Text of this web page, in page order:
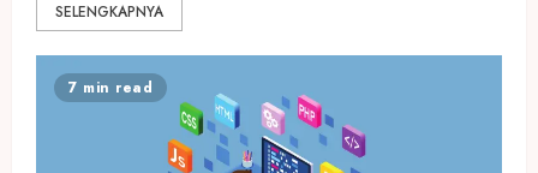
SELENGKAPNYA
7 min read